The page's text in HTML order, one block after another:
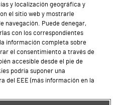
somos
en Vithas
Cita Médica
al Cliente
y salud en el trabajo
y localización geográfica y
el sitio web y mostrarle
navegación. Puede denegar,
con los correspondientes
información completa sobre
el consentimiento a través de
accesible desde el pie de
podría suponer una
del EEE (más información en la